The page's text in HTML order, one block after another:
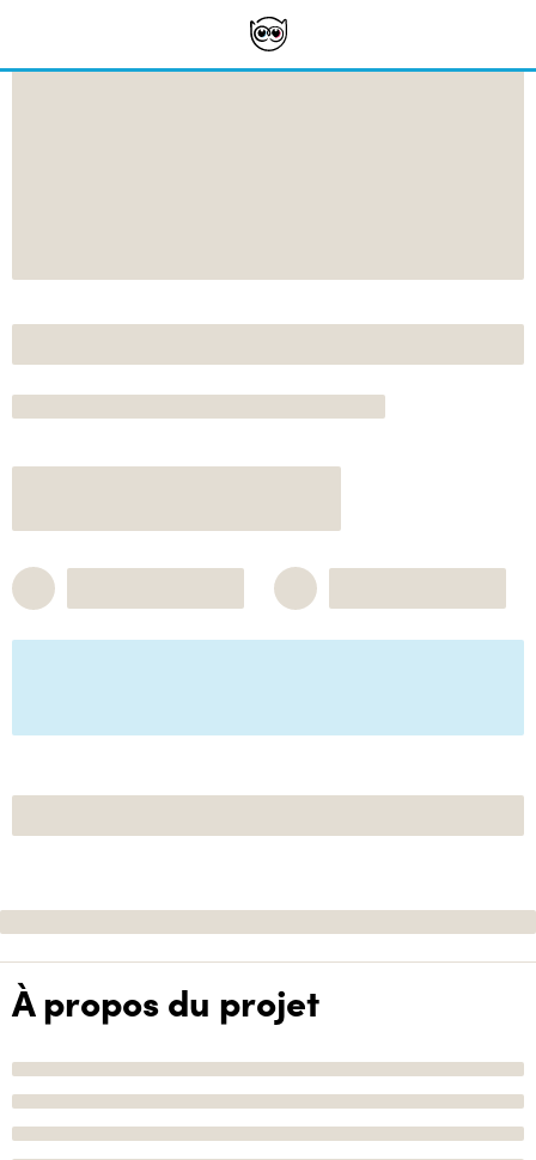
À propos du projet